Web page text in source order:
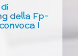
della Fp-
I